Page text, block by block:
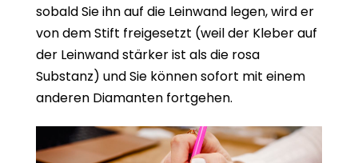
sobald Sie ihn auf die Leinwand legen, wird er
von dem Stift freigesetzt (weil der Kleber auf
der Leinwand stärker ist als die rosa
Substanz) und Sie können sofort mit einem
anderen Diamanten fortgehen.